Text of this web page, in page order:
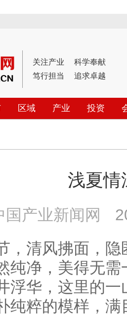
关注产业
科学奉献
笃行担当
追求卓越
区域 产业 投资
浅夏情
国产业新闻网
清风拂面，隐
纯净，美得无
浮华，这里的
纯粹的模样，